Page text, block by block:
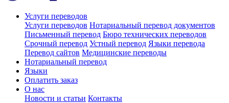
Услуги переводов
Услуги переводов Нотариальный перевод документов
Письменный перевод Бюро технических переводов
Срочный перевод Устный перевод Языки перевода
Перевод сайтов Медицинские переводы
Нотариальный перевод
Языки
Оплатить заказ
О нас
Новости и статьи Контакты